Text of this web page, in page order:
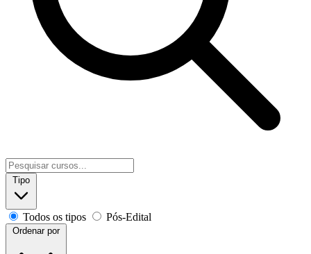
Tipo
Todos os tipos Pós-Edital
Ordenar por